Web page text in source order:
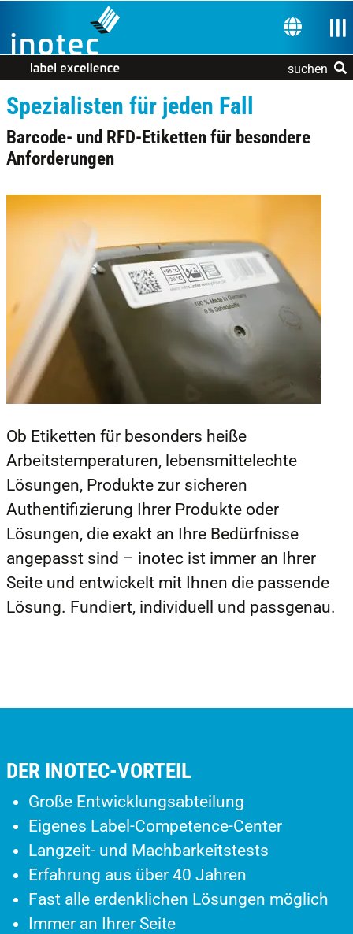
Zur Navigation springen
Zum Inhalt springen
suchen
Spezialisten für jeden Fall
Barcode- und RFD-Etiketten für besondere
Anforderungen
Ob Etiketten für besonders heiße
Arbeitstemperaturen, lebensmittelechte
Lösungen, Produkte zur sicheren
Authentifizierung Ihrer Produkte oder
Lösungen, die exakt an Ihre Bedürfnisse
angepasst sind – inotec ist immer an Ihrer
Seite und entwickelt mit Ihnen die passende
Lösung. Fundiert, individuell und passgenau.
DER INOTEC-VORTEIL
Große Entwicklungsabteilung
Eigenes Label-Competence-Center
Langzeit- und Machbarkeitstests
Erfahrung aus über 40 Jahren
Fast alle erdenklichen Lösungen möglich
Immer an Ihrer Seite